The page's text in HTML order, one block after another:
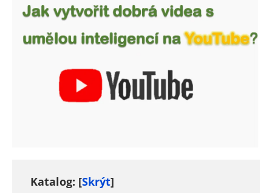
Katalog: [Skrýt]